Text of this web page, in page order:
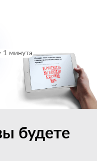
1 минута
будете